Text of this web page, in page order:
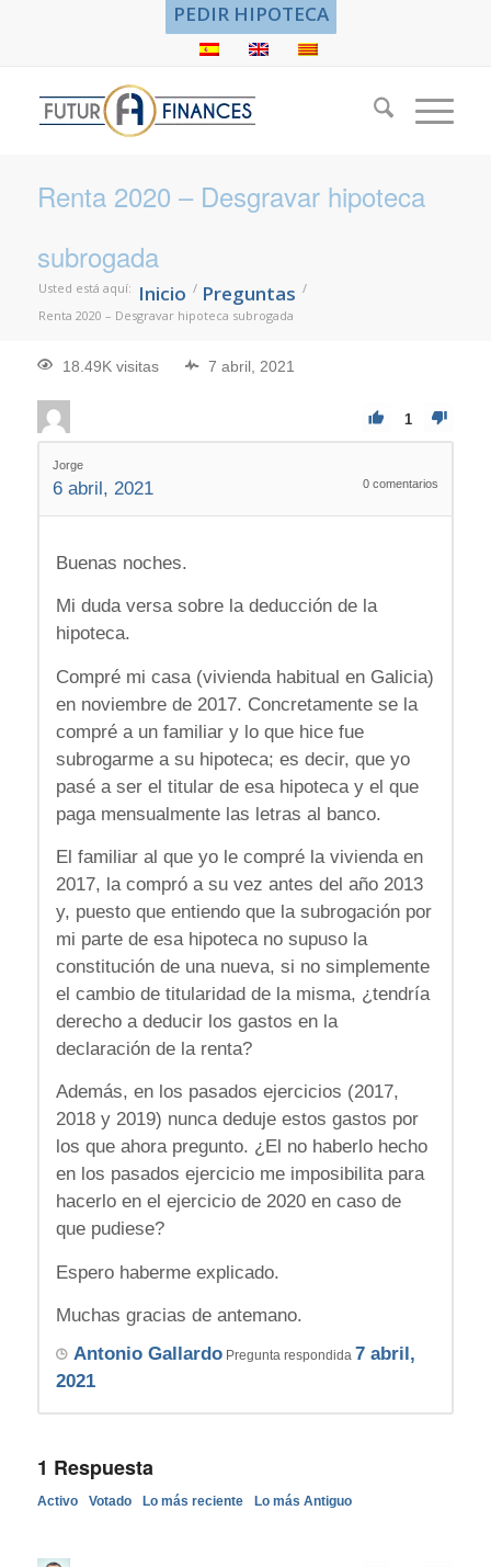
PEDIR HIPOTECA
Renta 2020 – Desgravar hipoteca
subrogada
Usted está aquí: Inicio / Preguntas /
Renta 2020 – Desgravar hipoteca subrogada
18.49K visitas 7 abril, 2021
1
Jorge
6 abril, 2021 0 comentarios
Buenas noches.
Mi duda versa sobre la deducción de la
hipoteca.
Compré mi casa (vivienda habitual en Galicia)
en noviembre de 2017. Concretamente se la
compré a un familiar y lo que hice fue
subrogarme a su hipoteca; es decir, que yo
pasé a ser el titular de esa hipoteca y el que
paga mensualmente las letras al banco.
El familiar al que yo le compré la vivienda en
2017, la compró a su vez antes del año 2013
y, puesto que entiendo que la subrogación por
mi parte de esa hipoteca no supuso la
constitución de una nueva, si no simplemente
el cambio de titularidad de la misma, ¿tendría
derecho a deducir los gastos en la
declaración de la renta?
Además, en los pasados ejercicios (2017,
2018 y 2019) nunca deduje estos gastos por
los que ahora pregunto. ¿El no haberlo hecho
en los pasados ejercicio me imposibilita para
hacerlo en el ejercicio de 2020 en caso de
que pudiese?
Espero haberme explicado.
Muchas gracias de antemano.
Antonio GallardoPregunta respondida 7 abril,
2021
1 Respuesta
Activo Votado Lo más reciente Lo más Antiguo